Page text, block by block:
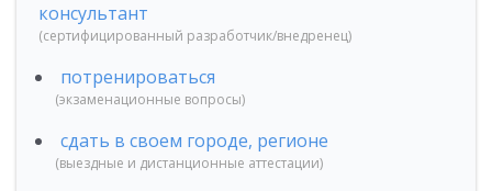
консультант
(сертифицированный разработчик/внедренец)
потренироваться
(экзаменационные вопросы)
сдать в своем городе, регионе
(выездные и дистанционные аттестации)